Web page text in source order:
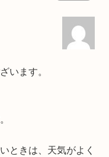
います。
ときは、天気がよく